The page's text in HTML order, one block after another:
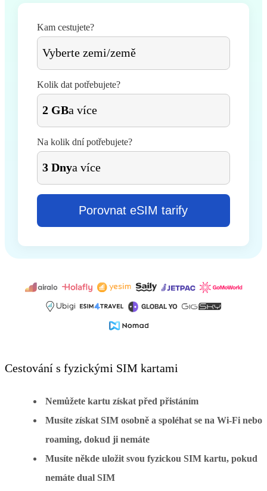
Kam cestujete?
Vyberte zemi/země
Kolik dat potřebujete?
2 GBa více
Na kolik dní potřebujete?
3 Dnya více
Porovnat eSIM tarify
Cestování s fyzickými SIM kartami
Nemůžete kartu získat před přistáním
Musíte získat SIM osobně a spoléhat se na Wi-Fi nebo
roaming, dokud ji nemáte
Musíte někde uložit svou fyzickou SIM kartu, pokud
nemáte dual SIM